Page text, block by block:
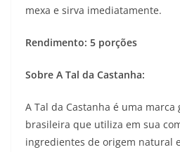
mexa e sirva imediatamente.
Rendimento: 5 porções
Sobre A Tal da Castanha:
A Tal da Castanha é uma
brasileira que utiliza em sua
ingredientes de origem natural